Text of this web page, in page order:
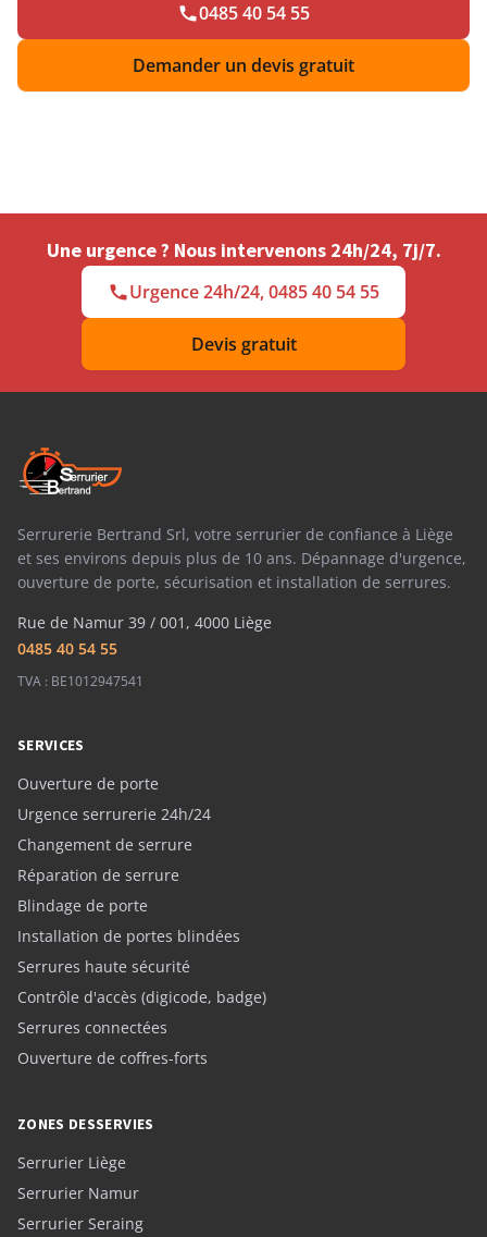
0485 40 54 55
Demander un devis gratuit
Une urgence ? Nous intervenons 24h/24, 7j/7.
Urgence 24h/24, 0485 40 54 55
Devis gratuit
Serrurerie Bertrand Srl, votre serrurier de confiance à Liège
et ses environs depuis plus de 10 ans. Dépannage d'urgence,
ouverture de porte, sécurisation et installation de serrures.
Rue de Namur 39 / 001, 4000 Liège
0485 40 54 55
TVA : BE1012947541
SERVICES
Ouverture de porte
Urgence serrurerie 24h/24
Changement de serrure
Réparation de serrure
Blindage de porte
Installation de portes blindées
Serrures haute sécurité
Contrôle d'accès (digicode, badge)
Serrures connectées
Ouverture de coffres-forts
ZONES DESSERVIES
Serrurier Liège
Serrurier Namur
Serrurier Seraing